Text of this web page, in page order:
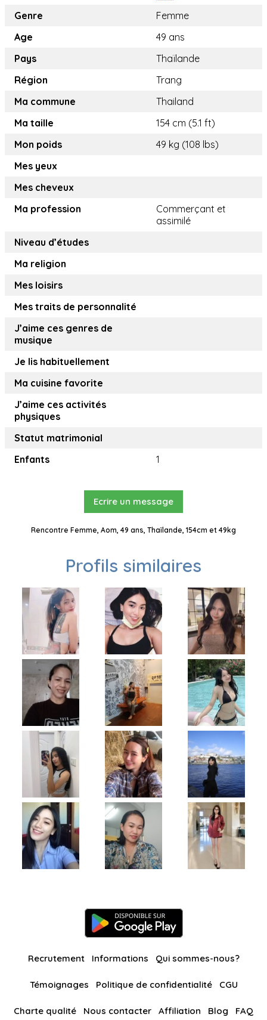
Genre
Femme
Age
49 ans
Pays
Thaïlande
Région
Trang
Ma commune
Thailand
Ma taille
154 cm (5.1 ft)
Mon poids
49 kg (108 lbs)
Mes yeux
Mes cheveux
Ma profession
Commerçant et
assimilé
Niveau d’études
Ma religion
Mes loisirs
Mes traits de personnalité
J’aime ces genres de
musique
Je lis habituellement
Ma cuisine favorite
J’aime ces activités
physiques
Statut matrimonial
Enfants
1
Ecrire un message
Rencontre Femme, Aom, 49 ans, Thaïlande, 154cm et 49kg
Profils similaires
Recrutement Informations Qui sommes-nous?
Témoignages Politique de confidentialité CGU
Charte qualité Nous contacter Affiliation Blog FAQ